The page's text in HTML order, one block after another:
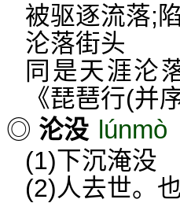
被驱逐流落;
沦落街头
同是天涯沦
《琵琶行(并
◎ 沦没 lúnmò
(1)下沉淹没
(2)人去世。